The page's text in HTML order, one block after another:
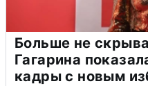
Больше не
Гагарина
кадры с новым